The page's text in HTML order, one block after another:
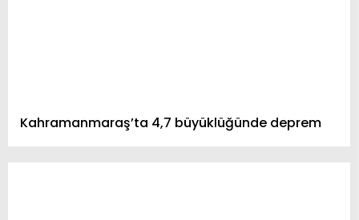
Kahramanmaraş’ta 4,7 büyüklüğünde deprem